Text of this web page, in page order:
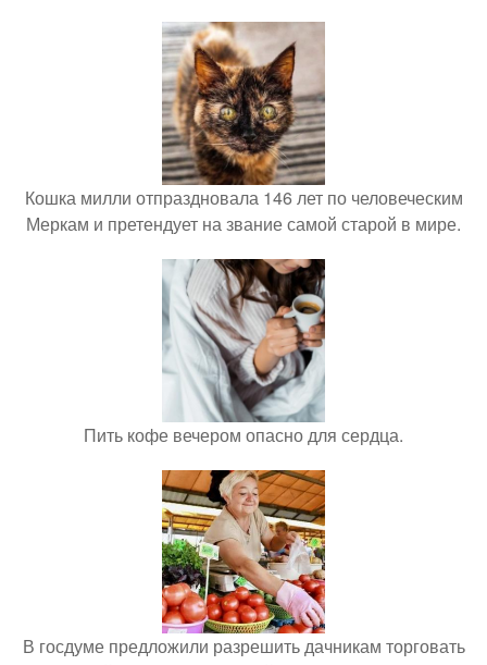
Кошка милли отпраздновала 146 лет по человеческим
Меркам и претендует на звание самой старой в мире.
Пить кофе вечером опасно для сердца.
В госдуме предложили разрешить дачникам торговать